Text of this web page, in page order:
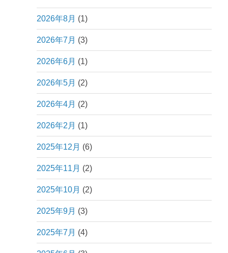
2026年8月 (1)
2026年7月 (3)
2026年6月 (1)
2026年5月 (2)
2026年4月 (2)
2026年2月 (1)
2025年12月 (6)
2025年11月 (2)
2025年10月 (2)
2025年9月 (3)
2025年7月 (4)